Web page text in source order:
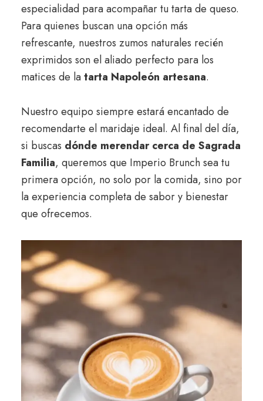
especialidad para acompañar tu tarta de queso.
Para quienes buscan una opción más
refrescante, nuestros zumos naturales recién
exprimidos son el aliado perfecto para los
matices de latarta Napoleón artesana.
Nuestro equipo siempre estará encantado de
recomendarte el maridaje ideal. Al final del día,
si buscas dónde merendar cerca de Sagrada
Familia, queremos que Imperio Brunch sea tu
primera opción, no solo por la comida, sino por
la experiencia completa de sabor y bienestar
que ofrecemos.